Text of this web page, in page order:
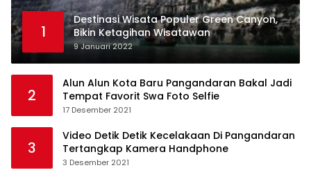
1
Destinasi Wisata Populer Green Canyon,
Bikin Ketagihan Wisatawan
9 Januari 2022
2
Alun Alun Kota Baru Pangandaran Bakal Jadi
Tempat Favorit Swa Foto Selfie
17 Desember 2021
3
Video Detik Detik Kecelakaan Di Pangandaran
Tertangkap Kamera Handphone
3 Desember 2021